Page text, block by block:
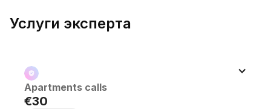
Услуги эксперта
Apartments calls
€30